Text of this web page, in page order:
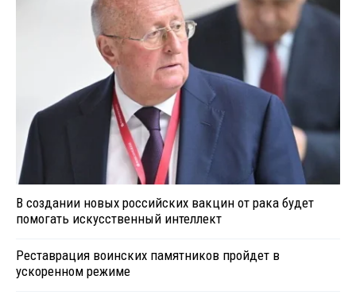
В создании новых российских вакцин от рака будет
помогать искусственный интеллект
Реставрация воинских памятников пройдет в
ускоренном режиме